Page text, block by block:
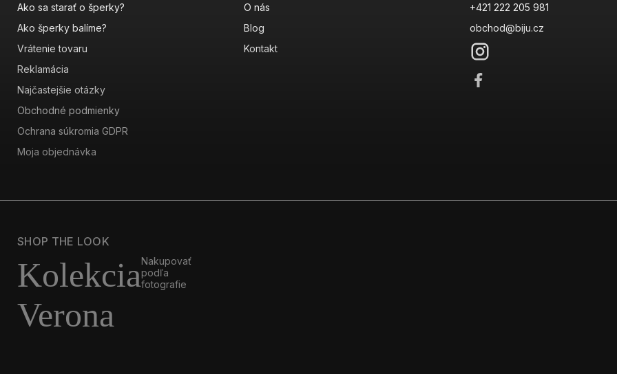
Ako sa starať o šperky?
Ako šperky balíme?
Vrátenie tovaru
Reklamácia
Najčastejšie otázky
Obchodné podmienky
Ochrana súkromia GDPR
Moja objednávka
O nás
Blog
Kontakt
+421 222 205 981
obchod@biju.cz
SHOP THE LOOK
Kolekcia
Verona
Nakupovať
podľa
fotografie